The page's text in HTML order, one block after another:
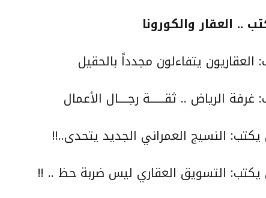
.. العقار والكورونا
يتفاءلون مجدداً بالحقيل
الرياض .. ثقــــــة رجــــال الأعمال
يكتب: النسيج العمراني الجديد يتحدى..!!
يكتب: التسويق العقاري ليس ضربة حظ .. !!